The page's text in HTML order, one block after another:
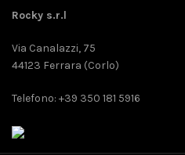
Rocky s.r.l
Via Canalazzi, 75
44123 Ferrara (Corlo)
Telefono: +39 350 181 5916